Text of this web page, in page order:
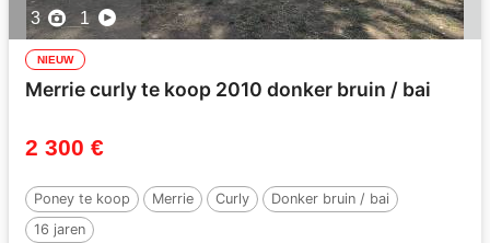
3 1
NIEUW
Merrie curly te koop 2010 donker bruin / bai
2 300 €
Poney te koop Merrie Curly
Donker bruin / bai
16 jaren